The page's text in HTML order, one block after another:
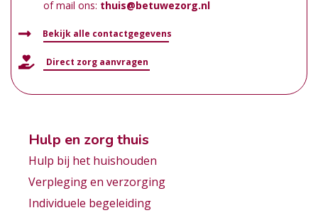
of mail ons: thuis@betuwezorg.nl
Bekijk alle contactgegevens
Direct zorg aanvragen
Hulp en zorg thuis
Hulp bij het huishouden
Verpleging en verzorging
Individuele begeleiding